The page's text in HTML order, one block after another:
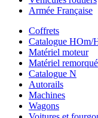
Armée Française
Coffrets
Catalogue HOm/
Matériel moteur
Matériel remorqué
Catalogue N
Autorails
Machines
Wagons